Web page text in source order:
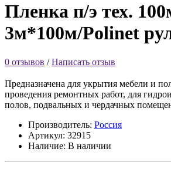
Пленка п/э тех.
3м*100м/Polinet
0 отзывов /Написать отзыв
Предназначена для укрытия мебели и
проведения ремонтных работ, для
полов, подвальных и чердачных
Производитель: Россия
Артикул: 32915
Наличие: В наличии